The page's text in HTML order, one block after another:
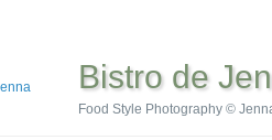
Bistro de
Food Style Photography ©